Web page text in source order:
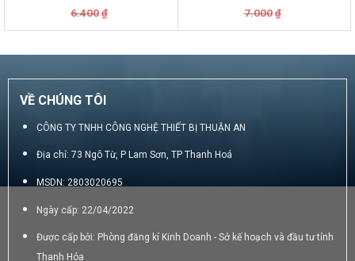
6.400 ₫
là:
tại
5.800₫.
7.000 ₫
là:
tại
5.800₫.
VỀ CHÚNG TÔI
CÔNG TY TNHH CÔNG NGHỆ THIẾT BỊ THUẬN AN
Địa chỉ: 73 Ngô Từ, P Lam Sơn, TP Thanh Hoá
MSDN: 2803020695
Ngày cấp: 22/04/2022
Được cấp bởi: Phòng đăng kí Kinh Doanh - Sở kế hoạch và đầu tư tỉnh
Thanh Hóa